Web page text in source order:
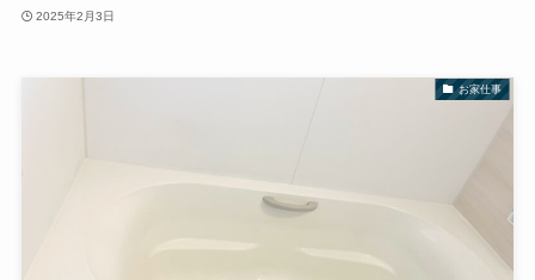
2025年2月3日
お家仕事